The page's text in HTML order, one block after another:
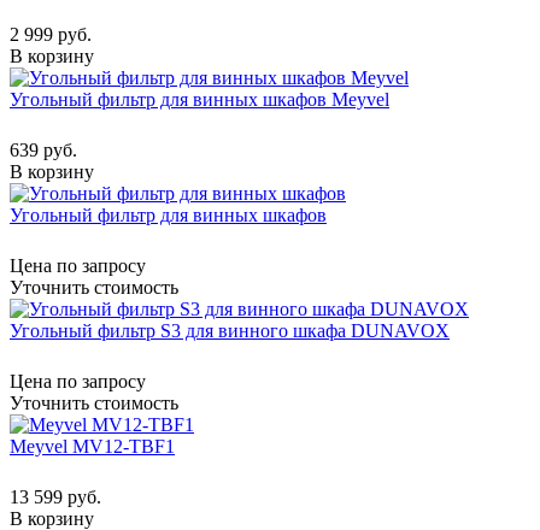
2 999 руб.
В корзину
Угольный фильтр для винных шкафов Meyvel
639 руб.
В корзину
Угольный фильтр для винных шкафов
Цена по запросу
Уточнить стоимость
Угольный фильтр S3 для винного шкафа DUNAVOX
Цена по запросу
Уточнить стоимость
Meyvel MV12-TBF1
13 599 руб.
В корзину